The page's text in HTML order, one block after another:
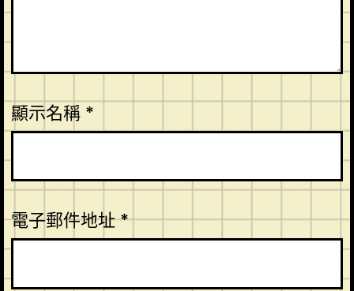
顯示名稱 *
電子郵件地址*